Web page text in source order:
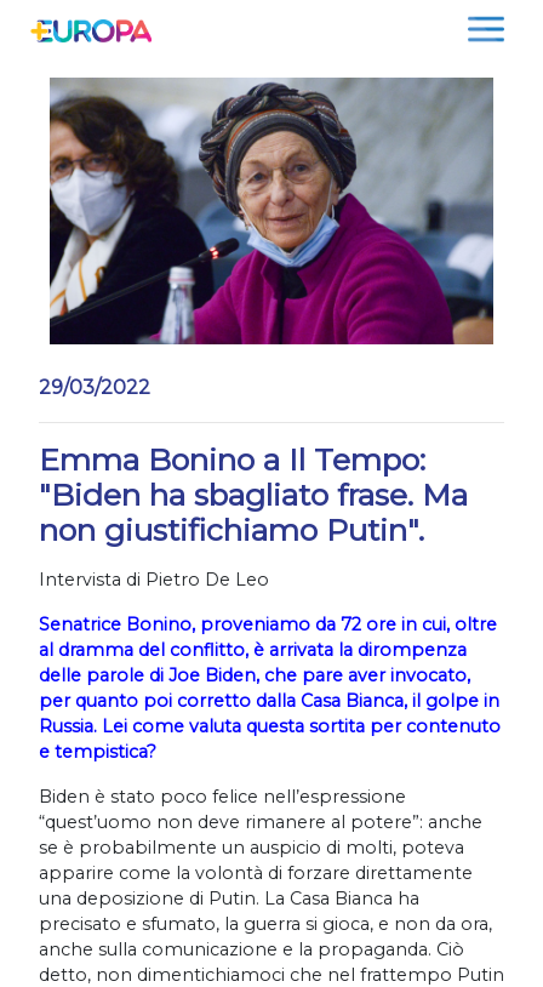
29/03/2022
Emma Bonino a Il Tempo:
"Biden ha sbagliato frase. Ma
non giustifichiamo Putin".
Intervista di Pietro De Leo
Senatrice Bonino, proveniamo da 72 ore in cui, oltre
al dramma del conflitto, è arrivata la dirompenza
delle parole di Joe Biden, che pare aver invocato,
per quanto poi corretto dalla Casa Bianca, il golpe in
Russia. Lei come valuta questa sortita per contenuto
e tempistica?
Biden è stato poco felice nell’espressione
“quest’uomo non deve rimanere al potere”: anche
se è probabilmente un auspicio di molti, poteva
apparire come la volontà di forzare direttamente
una deposizione di Putin. La Casa Bianca ha
precisato e sfumato, la guerra si gioca, e non da ora,
anche sulla comunicazione e la propaganda. Ciò
detto, non dimentichiamoci che nel frattempo Putin